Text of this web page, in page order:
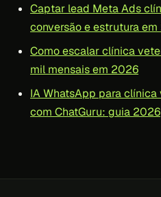
Captar lead Meta Ads
conversão e estrutura
Como escalar clínica
mil mensais em 2026
IA WhatsApp para
com ChatGuru: guia 2026